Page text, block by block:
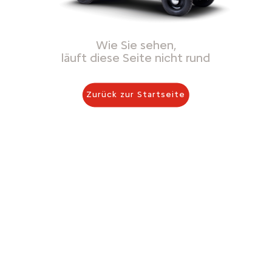
Wie Sie sehen,
läuft diese Seite nicht rund
Zurück zur Startseite